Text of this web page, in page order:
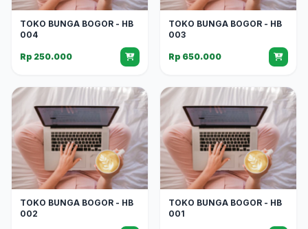
TOKO BUNGA BOGOR - HB
004
Rp 250.000
TOKO BUNGA BOGOR - HB
003
Rp 650.000
TOKO BUNGA BOGOR - HB
002
TOKO BUNGA BOGOR - HB
001